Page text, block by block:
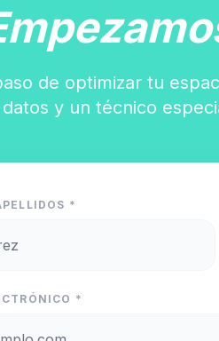
de optimizar tu
datos y un técnico
*
*